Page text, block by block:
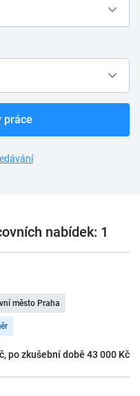
práce
nabídek: 1
město Praha
po zkušební době 43 000 Kč